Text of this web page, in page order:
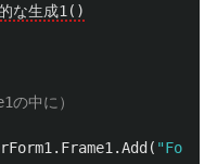
な生成1()
の中に）
. Frame1 .Add (